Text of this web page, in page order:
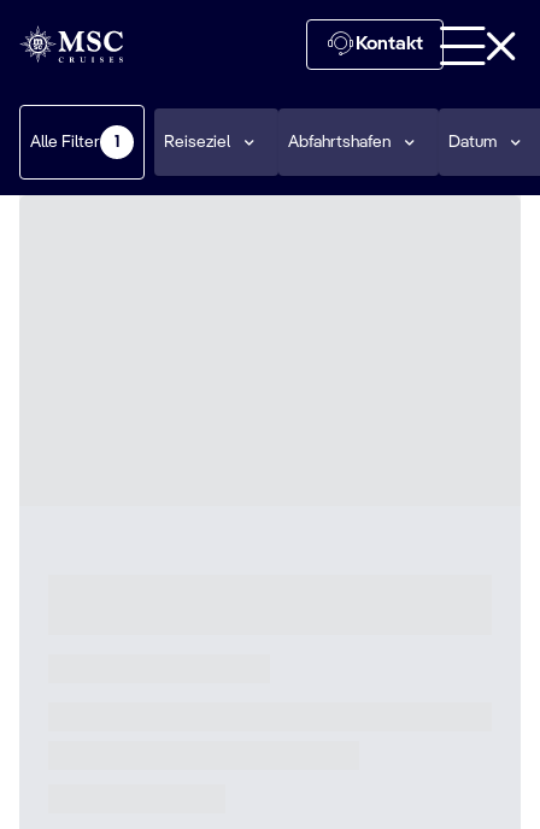
Kontakt
Reiseziel Abfahrtshafen Datum
Alle Filter 1